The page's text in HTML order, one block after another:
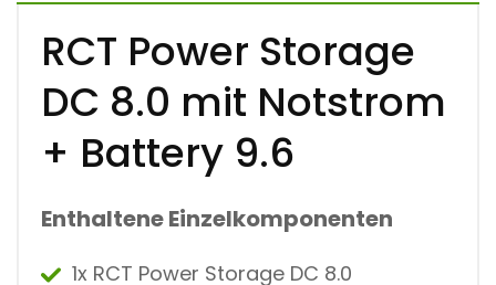
RCT Power Storage
DC 8.0 mit Notstrom
+ Battery 9.6
Enthaltene Einzelkomponenten
1x RCT Power Storage DC 8.0